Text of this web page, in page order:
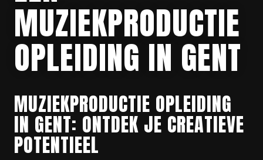
MUZIEKPRODUCTIE
OPLEIDING IN GENT
MUZIEKPRODUCTIE OPLEIDING
IN GENT: ONTDEK JE CREATIEVE
POTENTIEEL